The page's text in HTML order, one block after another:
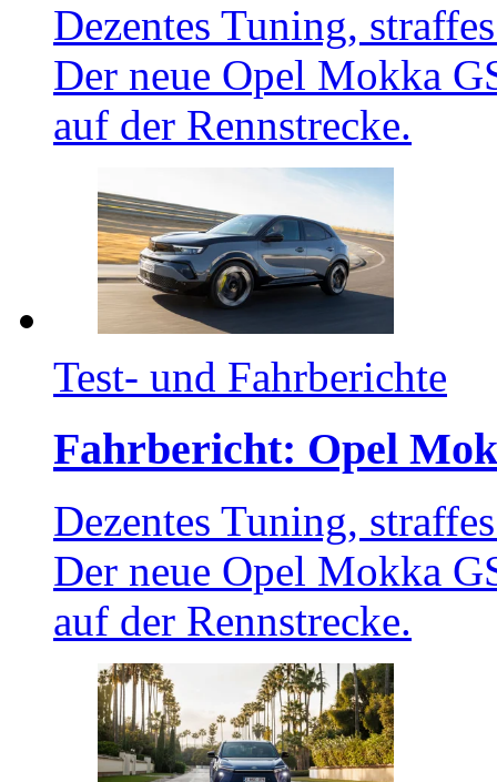
Dezentes Tuning,
Der neue Opel Mokka
auf der Rennstrecke.
Test- und Fahrberichte
Fahrbericht: Opel
Dezentes Tuning,
Der neue Opel Mokka
auf der Rennstrecke.